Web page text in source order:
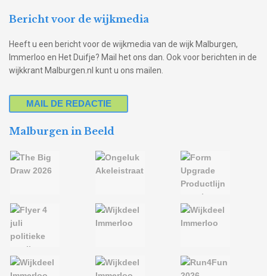
Bericht voor de wijkmedia
Heeft u een bericht voor de wijkmedia van de wijk Malburgen,
Immerloo en Het Duifje? Mail het ons dan. Ook voor berichten in de
wijkkrant Malburgen.nl kunt u ons mailen.
MAIL DE REDACTIE
Malburgen in Beeld